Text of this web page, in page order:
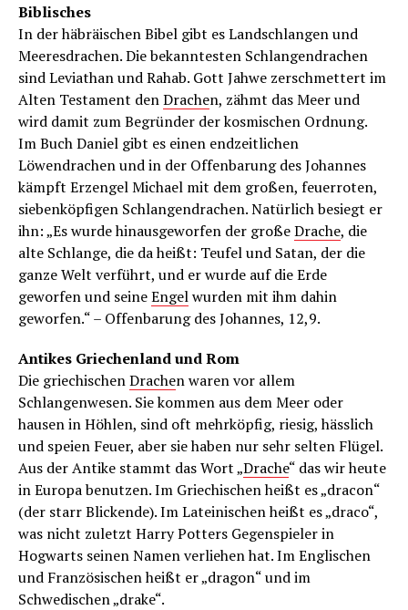
Biblisches
In der häbräischen Bibel gibt es Landschlangen und
Meeresdrachen. Die bekanntesten Schlangendrachen
sind Leviathan und Rahab. Gott Jahwe zerschmettert im
Alten Testament denDrachen, zähmt das Meer und
wird damit zum Begründer der kosmischen Ordnung.
Im Buch Daniel gibt es einen endzeitlichen
Löwendrachen und in der Offenbarung des Johannes
kämpft Erzengel Michael mit dem großen, feuerroten,
siebenköpfigen Schlangendrachen. Natürlich besiegt er
ihn: „Es wurde hinausgeworfen der großeDrache, die
alte Schlange, die da heißt: Teufel und Satan, der die
ganze Welt verführt, und er wurde auf die Erde
geworfen und seineEngelwurden mit ihm dahin
geworfen.“ – Offenbarung des Johannes, 12,9.
Antikes Griechenland und Rom
Die griechischenDrachen waren vor allem
Schlangenwesen. Sie kommen aus dem Meer oder
hausen in Höhlen, sind oft mehrköpfig, riesig, hässlich
und speien Feuer, aber sie haben nur sehr selten Flügel.
Aus der Antike stammt das Wort „Drache“ das wir heute
in Europa benutzen. Im Griechischen heißt es „dracon“
(der starr Blickende). Im Lateinischen heißt es „draco“,
was nicht zuletzt Harry Potters Gegenspieler in
Hogwarts seinen Namen verliehen hat. Im Englischen
und Französischen heißt er „dragon“ und im
Schwedischen „drake“.